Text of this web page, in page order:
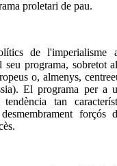
proletari de pau.
de l'imperialisme
seu programa, sobretot
o, almenys,
El programa per a
tan
forçós